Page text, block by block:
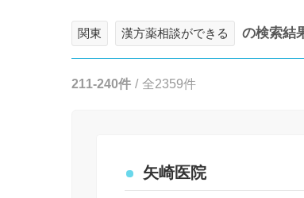
関東 漢方薬相談ができる の検索結
211-240件 / 全2359件
矢崎医院